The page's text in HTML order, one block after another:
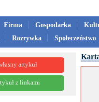
Firma Gospodarka
Rozrywka Społeczeństwo
artykuł
z linkami